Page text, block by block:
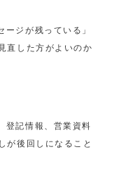
ージが残っている」
直した方がよいのか
登記情報、営業資料
が後回しになること